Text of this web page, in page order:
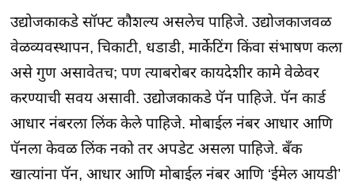
उद्योजकाकडे सॉफ्ट कौशल्य असलेच पाहिजे. उद्योजकाजवळ
वेळव्यवस्थापन, चिकाटी, धडाडी, मार्केटिंग किंवा संभाषण कला
असे गुण असावेतच; पण त्याबरोबर कायदेशीर कामे वेळेवर
करण्याची सवय असावी. उद्योजकाकडे पॅन पाहिजे. पॅन कार्ड
आधार नंबरला लिंक केले पाहिजे. मोबाईल नंबर आधार आणि
पॅनला केवळ लिंक नको तर अपडेट असला पाहिजे. बँक
खात्यांना पॅन, आधार आणि मोबाईल नंबर आणि ‘ईमेल आयडी’